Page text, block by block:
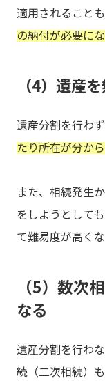
適用されること
の納付が必要に
（4）遺産
遺産分割を行わ
たり所在が分か
また、相続発生
をしようとして
て難易度が高く
（5）数次
なる
遺産分割を行わ
続（二次相続）